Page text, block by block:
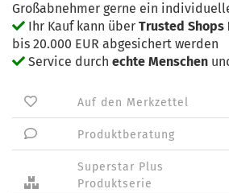
Großabnehmer gerne ein
Ihr Kauf kann über Trusted Shops
bis 20.000 EUR abgesichert werden
Service durch echte Menschen
Auf den Merkzettel
Produktberatung
Superstar Plus
Produktserie